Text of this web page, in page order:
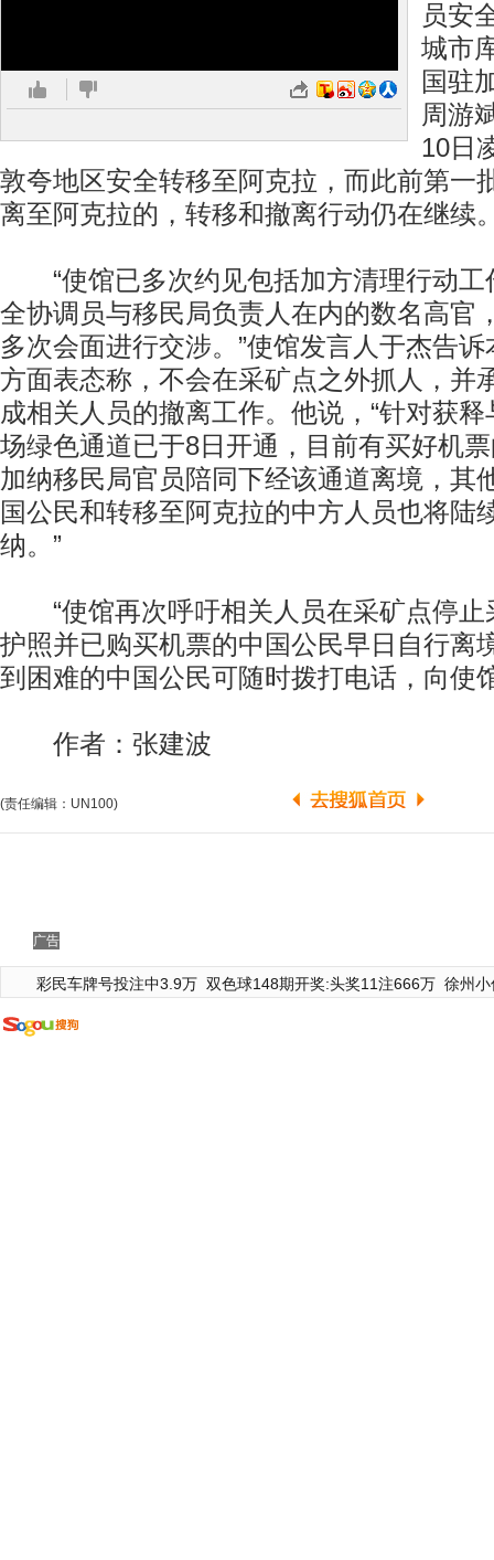
员安
城市
国驻
周游
10日
敦夸地区安全转移至阿克拉，而此前第一
离至阿克拉的，转移和撤离行动仍在继续
“使馆已多次约见包括加方清理行动工
全协调员与移民局负责人在内的数名高官
多次会面进行交涉。”使馆发言人于杰告
方面表态称，不会在采矿点之外抓人，并
成相关人员的撤离工作。他说，“针对获
场绿色通道已于8日开通，目前有买好机
加纳移民局官员陪同下经该通道离境，其
国公民和转移至阿克拉的中方人员也将陆
纳。”
“使馆再次呼吁相关人员在采矿点停止
护照并已购买机票的中国公民早日自行离
到困难的中国公民可随时拨打电话，向使
作者：张建波
(责任编辑：UN100)
广告
彩民车牌号投注中3.9万 双色球148期开奖:头奖11注666万 徐州